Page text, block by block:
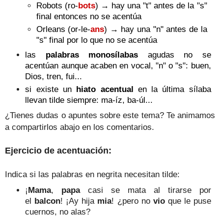
Robots (ro-bots) → hay una "t" antes de la "s"
final entonces no se acentúa
Orleans (or-le-ans) → hay una "n" antes de la
"s" final por lo que no se acentúa
las palabras monosílabas agudas no se
acentúan aunque acaben en vocal, "n" o "s": buen,
Dios, tren, fui...
si existe un hiato acentual en la última sílaba
llevan tilde siempre: ma-íz, ba-úl...
¿Tienes dudas o apuntes sobre este tema? Te animamos
a compartirlos abajo en los comentarios.
Ejercicio de acentuación:
Indica si las palabras en negrita necesitan tilde:
¡Mama papa casi se mata al tirarse por
el balcon! ¡Ay hija mia! ¿pero no vio que le puse
cuernos, no alas?